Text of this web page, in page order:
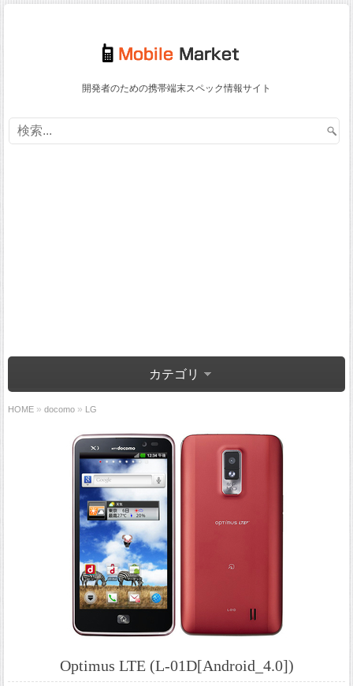
開発者のための携帯端末スペック情報サイト
カテゴリ
HOME » docomo » LG
Optimus LTE (L-01D[Android_4.0])